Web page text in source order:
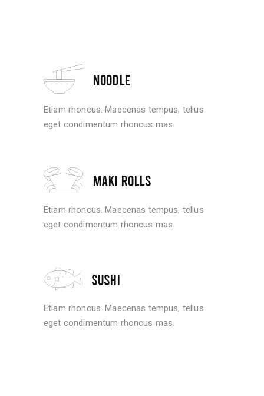
NOODLE
Etiam rhoncus. Maecenas tempus, tellus
eget condimentum rhoncus mas.
MAKI ROLLS
Etiam rhoncus. Maecenas tempus, tellus
eget condimentum rhoncus mas.
SUSHI
Etiam rhoncus. Maecenas tempus, tellus
eget condimentum rhoncus mas.